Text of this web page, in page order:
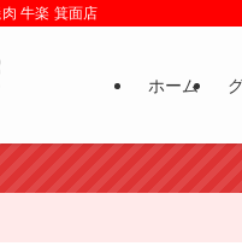
牛楽 箕面店
ホーム